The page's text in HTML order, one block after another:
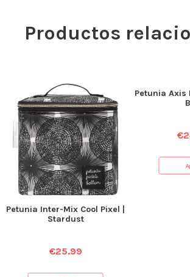
Productos
Petunia Inter-Mix Cool Pixel |
Stardust
€25.99
Petunia Axis
€